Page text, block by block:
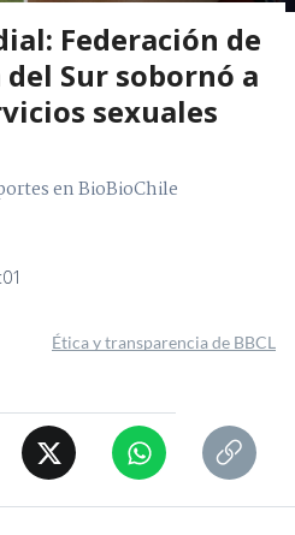
Federación de
Sur sobornó a
sexuales
en BioBioChile
Ética y transparencia de BBCL